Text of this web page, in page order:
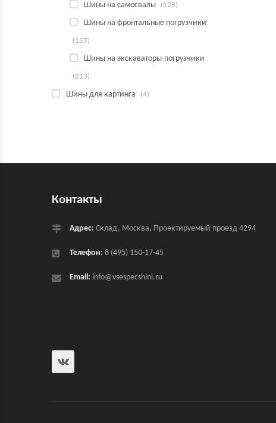
Шины на самосвалы (128)
Шины на фронтальные погрузчики
(157)
Шины на экскаваторы-погрузчики
(213)
Шины для картинга (4)
Контакты
Адрес: Склад, Москва, Проектируемый проезд 4294
Телефон: 8 (495) 150-17-45
Email: info@vsespecshini.ru